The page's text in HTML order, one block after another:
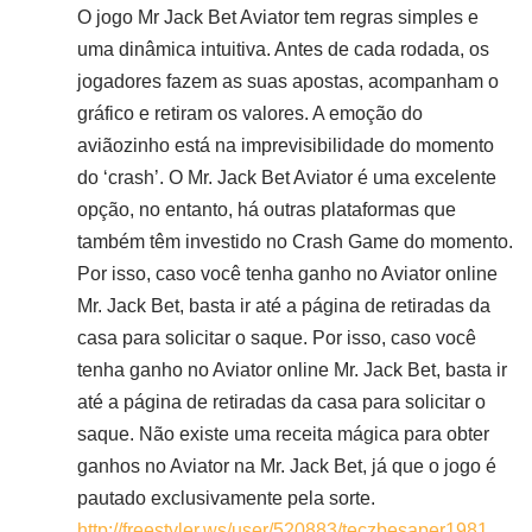
O jogo Mr Jack Bet Aviator tem regras simples e
uma dinâmica intuitiva. Antes de cada rodada, os
jogadores fazem as suas apostas, acompanham o
gráfico e retiram os valores. A emoção do
aviãozinho está na imprevisibilidade do momento
do ‘crash’. O Mr. Jack Bet Aviator é uma excelente
opção, no entanto, há outras plataformas que
também têm investido no Crash Game do momento.
Por isso, caso você tenha ganho no Aviator online
Mr. Jack Bet, basta ir até a página de retiradas da
casa para solicitar o saque. Por isso, caso você
tenha ganho no Aviator online Mr. Jack Bet, basta ir
até a página de retiradas da casa para solicitar o
saque. Não existe uma receita mágica para obter
ganhos no Aviator na Mr. Jack Bet, já que o jogo é
pautado exclusivamente pela sorte.